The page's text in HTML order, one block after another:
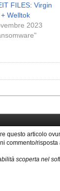
FILES: Virgin
Welltok
2023
questo articolo
commento/
scoperta nel